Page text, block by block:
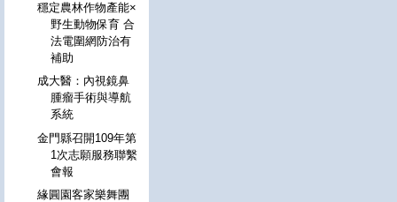
穩定農林作物產能×
野生動物保育 合
法電圍網防治有
補助
成大醫：內視鏡鼻
腫瘤手術與導航
系統
金門縣召開109年第
1次志願服務聯繫
會報
緣圓園客家樂舞團